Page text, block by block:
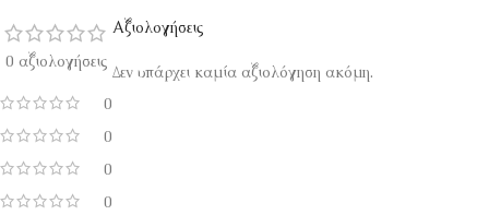
0 αξιολογήσεις
0
0
0
0
Αξιολογήσεις
Δεν υπάρχει καμία αξιολόγηση ακόμη.